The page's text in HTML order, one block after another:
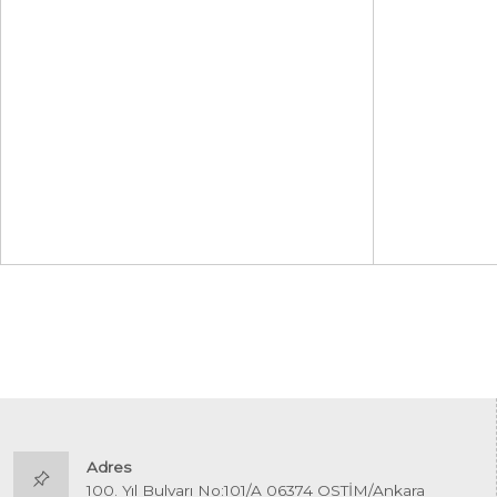
Adres
100. Yıl Bulvarı No:101/A 06374 OSTİM/Ankara